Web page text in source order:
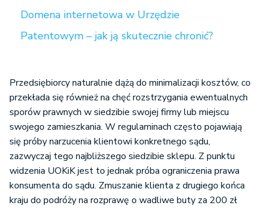
Domena internetowa w Urzędzie
Patentowym – jak ją skutecznie chronić?
Przedsiębiorcy naturalnie dążą do minimalizacji kosztów, co
przekłada się również na chęć rozstrzygania ewentualnych
sporów prawnych w siedzibie swojej firmy lub miejscu
swojego zamieszkania. W regulaminach często pojawiają
się próby narzucenia klientowi konkretnego sądu,
zazwyczaj tego najbliższego siedzibie sklepu. Z punktu
widzenia UOKiK jest to jednak próba ograniczenia prawa
konsumenta do sądu. Zmuszanie klienta z drugiego końca
kraju do podróży na rozprawę o wadliwe buty za 200 zł